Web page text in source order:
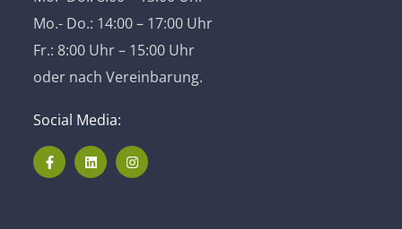
Mo.- Do.: 14:00 – 17:00 Uhr
Fr.: 8:00 Uhr – 15:00 Uhr
oder nach Vereinbarung.
Social Media: